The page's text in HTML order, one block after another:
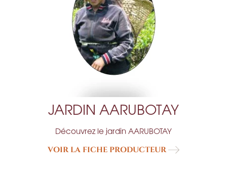
JARDIN AARUBOTAY
Découvrez le jardin AARUBOTAY
VOIR LA FICHE PRODUCTEUR